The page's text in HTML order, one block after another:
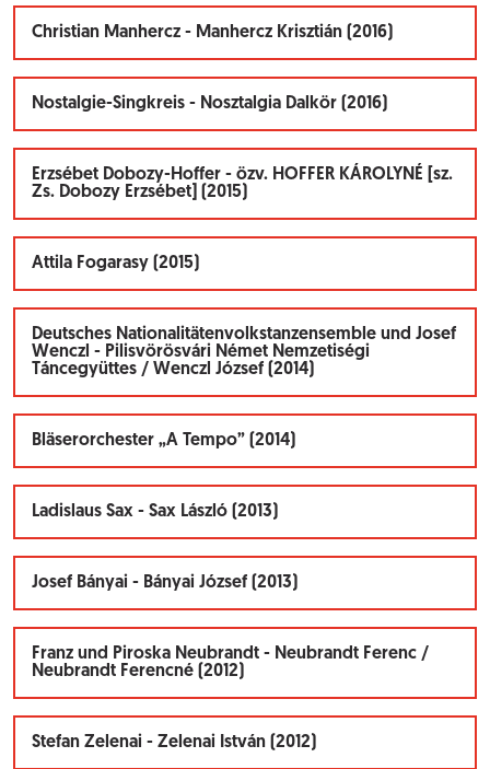
Christian Manhercz - Manhercz Krisztián (2016)
Nostalgie-Singkreis - Nosztalgia Dalkör (2016)
Erzsébet Dobozy-Hoffer - özv. HOFFER KÁROLYNÉ [sz.
Zs. Dobozy Erzsébet] (2015)
Attila Fogarasy (2015)
Deutsches Nationalitätenvolkstanzensemble und Josef
Wenczl - Pilisvörösvári Német Nemzetiségi
Táncegyüttes / Wenczl József (2014)
Bläserorchester „A Tempo” (2014)
Ladislaus Sax - Sax László (2013)
Josef Bányai - Bányai József (2013)
Franz und Piroska Neubrandt - Neubrandt Ferenc /
Neubrandt Ferencné (2012)
Stefan Zelenai - Zelenai István (2012)